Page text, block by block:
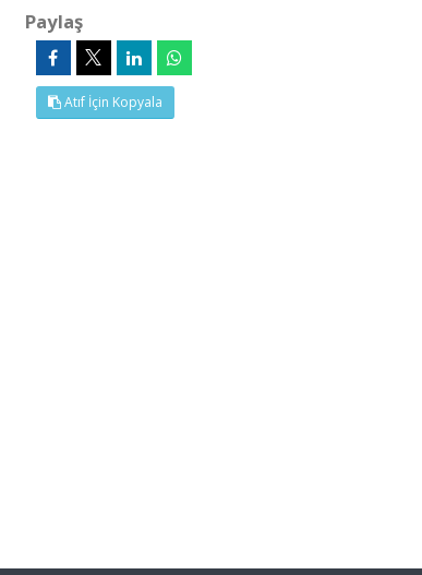
Paylaş
Atıf İçin Kopyala